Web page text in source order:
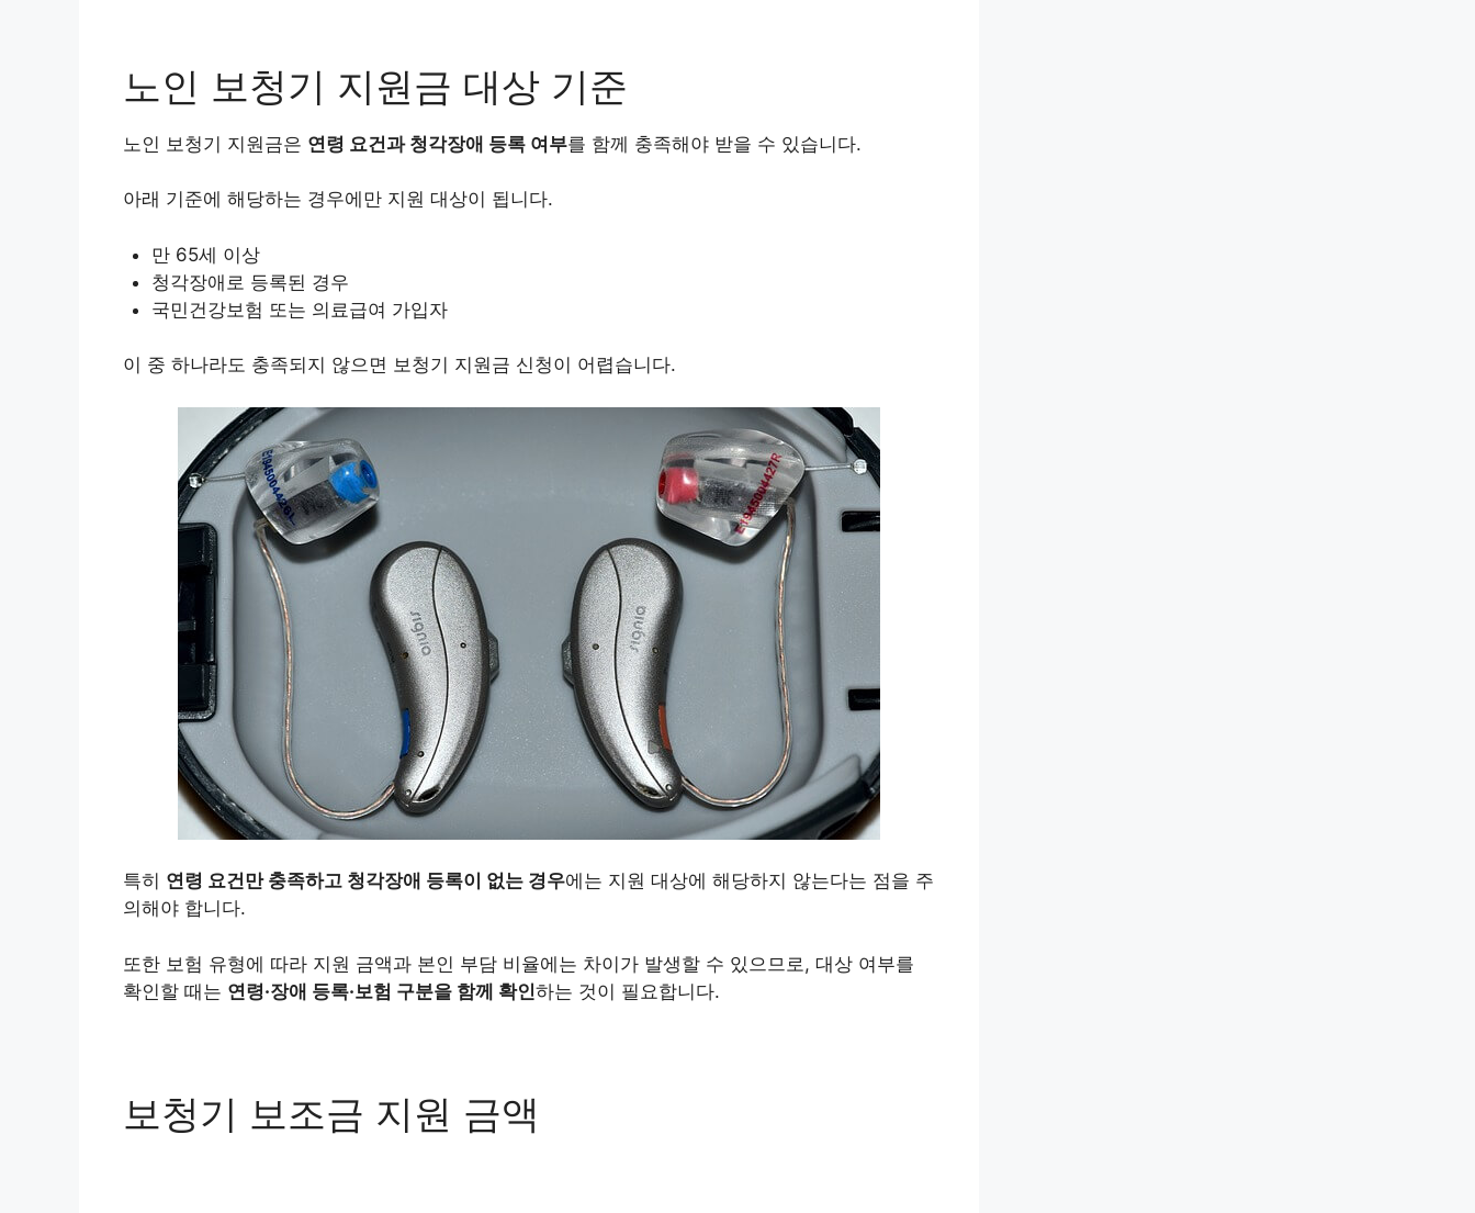
노인 보청기 지원금 대상 기준
노인 보청기 지원금은 연령 요건과 청각장애 등록 여부를 함께 충족해야 받을 수 있습니다.
아래 기준에 해당하는 경우에만 지원 대상이 됩니다.
만 65세 이상
청각장애로 등록된 경우
국민건강보험 또는 의료급여 가입자
이 중 하나라도 충족되지 않으면 보청기 지원금 신청이 어렵습니다.
특히 연령 요건만 충족하고 청각장애 등록이 없는 경우에는 지원 대상에 해당하지 않는다는 점을 주
의해야 합니다.
또한 보험 유형에 따라 지원 금액과 본인 부담 비율에는 차이가 발생할 수 있으므로, 대상 여부를
확인할 때는 연령·장애 등록·보험 구분을 함께 확인하는 것이 필요합니다.
보청기 보조금 지원 금액